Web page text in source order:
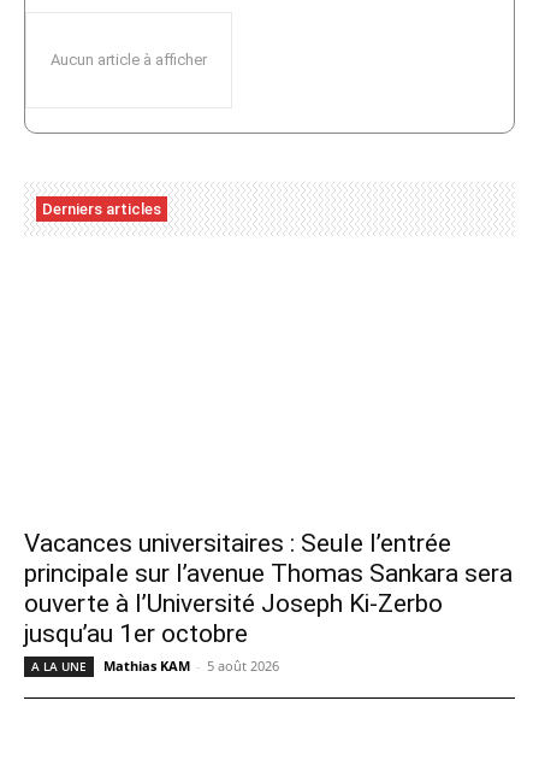
Aucun article à afficher
Derniers articles
Vacances universitaires : Seule l’entrée
principale sur l’avenue Thomas Sankara sera
ouverte à l’Université Joseph Ki-Zerbo
jusqu’au 1er octobre
A LA UNE Mathias KAM - 5 août 2026